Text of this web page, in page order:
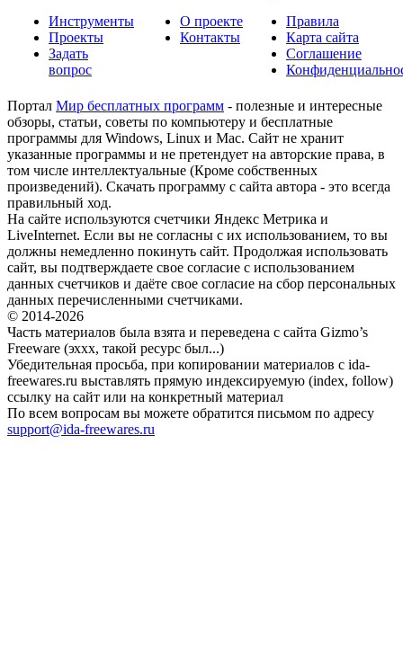
Инструменты
Проекты
Задать
вопрос
О проекте
Контакты
Правила
Карта сайта
Соглашение
Портал Мир бесплатных программ - полезные и интересные
обзоры, статьи, советы по компьютеру и бесплатные
программы для Windows, Linux и Mac. Сайт не хранит
указанные программы и не претендует на авторские права, в
том числе интеллектуальные (Кроме собственных
произведений). Скачать программу с сайта автора - это всегда
правильный ход.
На сайте используются счетчики Яндекс Метрика и
LiveInternet. Если вы не согласны с их использованием, то вы
должны немедленно покинуть сайт. Продолжая использовать
сайт, вы подтверждаете свое согласие с использованием
данных счетчиков и даёте свое согласие на сбор персональных
данных перечисленными счетчиками.
© 2014-2026
Часть материалов была взята и переведена с сайта Gizmo’s
Freeware (эххх, такой ресурс был...)
Убедительная просьба, при копировании материалов с ida-
freewares.ru выставлять прямую индексируемую (index, follow)
ссылку на сайт или на конкретный материал
По всем вопросам вы можете обратится письмом по адресу
support@ida-freewares.ru